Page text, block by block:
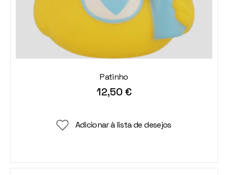
Patinho
12,50 €
Adicionar à lista de desejos